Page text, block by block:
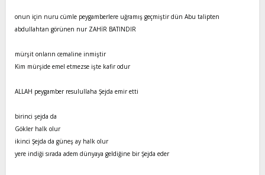
onun için nuru cümle peygamberlere uğramış geçmiştir dün Abu talipten
abdullahtan görünen nur ZAHİR BATINDIR
mürşit onların cemaline inmiştir
Kim mürşide emel etmezse işte kafir odur
ALLAH peygamber resulullaha Şejda emir etti
birinci şejda da
Gökler halk olur
ikinci Şejda da güneş ay halk olur
yere indiği sırada adem dünyaya geldiğine bir Şejda eder